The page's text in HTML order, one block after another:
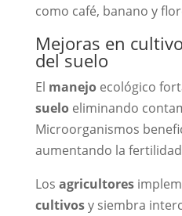
como café, banano y
Mejoras en
del suelo
El manejoecológico
sueloeliminando
Microorganismos
aumentando la
Los agricultores
cultivosy siembra